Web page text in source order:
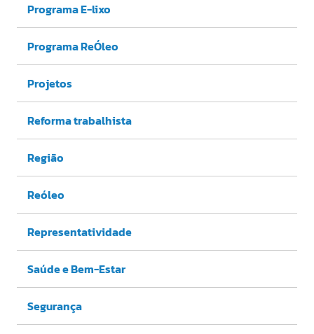
Programa E-lixo
Programa ReÓleo
Projetos
Reforma trabalhista
Região
Reóleo
Representatividade
Saúde e Bem-Estar
Segurança